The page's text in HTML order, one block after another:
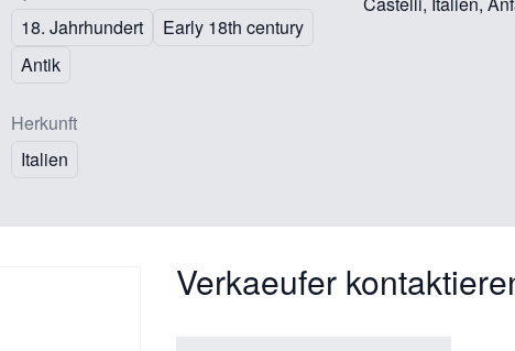
18. Jahrhundert
Early 18th century
Antik
Herkunft
Italien
Verkaeufer